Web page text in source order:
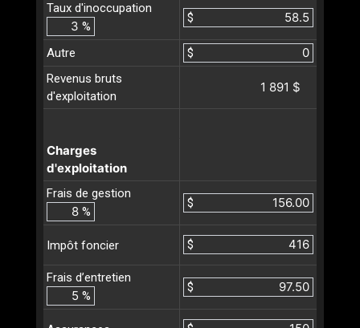
Taux d'inoccupation
%
$
Autre
$
Revenus bruts
d'exploitation
1 891 $
Charges
d'exploitation
Frais de gestion
%
$
Impôt foncier $
Frais d’entretien
%
$